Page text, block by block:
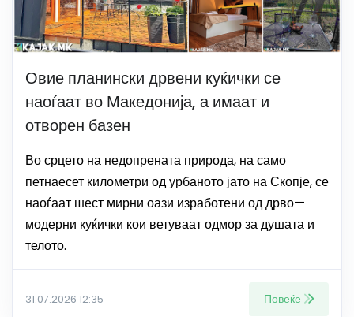
Овие планински дрвени куќички се
наоѓаат во Македонија, а имаат и
отворен базен
Во срцето на недопрената природа, на само
петнаесет километри од урбаното јато на Скопје, се
наоѓаат шест мирни оази изработени од дрво—
модерни куќички кои ветуваат одмор за душата и
телото.
31.07.2026 12:35 Повеќе